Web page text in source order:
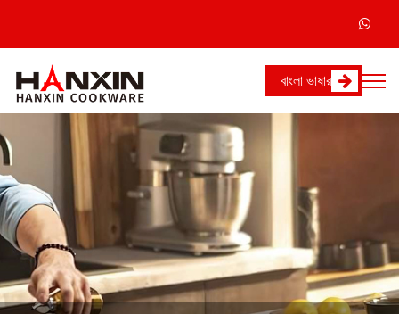
বাংলা ভাষার